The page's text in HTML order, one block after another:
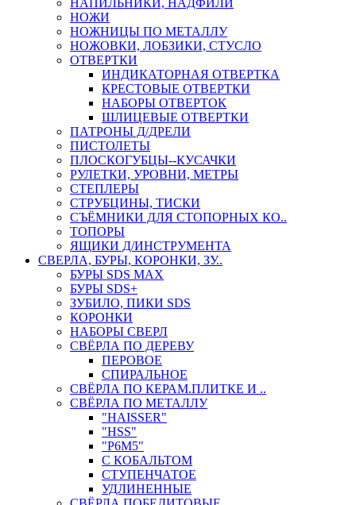
НАПИЛЬНИКИ, НАДФИЛИ
НОЖИ
НОЖНИЦЫ ПО МЕТАЛЛУ
НОЖОВКИ, ЛОБЗИКИ, СТУСЛО
ОТВЕРТКИ
ИНДИКАТОРНАЯ ОТВЕРТКА
КРЕСТОВЫЕ ОТВЕРТКИ
НАБОРЫ ОТВЕРТОК
ШЛИЦЕВЫЕ ОТВЕРТКИ
ПАТРОНЫ Д/ДРЕЛИ
ПИСТОЛЕТЫ
ПЛОСКОГУБЦЫ--КУСАЧКИ
РУЛЕТКИ, УРОВНИ, МЕТРЫ
СТЕПЛЕРЫ
СТРУБЦИНЫ, ТИСКИ
СЪЁМНИКИ ДЛЯ СТОПОРНЫХ КО..
ТОПОРЫ
ЯЩИКИ Д/ИНСТРУМЕНТА
СВЕРЛА, БУРЫ, КОРОНКИ, ЗУ..
БУРЫ SDS MAX
БУРЫ SDS+
ЗУБИЛО, ПИКИ SDS
КОРОНКИ
НАБОРЫ СВЕРЛ
СВЁРЛА ПО ДЕРЕВУ
ПЕРОВОЕ
СПИРАЛЬНОЕ
СВЁРЛА ПО КЕРАМ.ПЛИТКЕ И ..
СВЁРЛА ПО МЕТАЛЛУ
"HAISSER"
"HSS"
"Р6М5"
С КОБАЛЬТОМ
СТУПЕНЧАТОЕ
УДЛИНЕННЫЕ